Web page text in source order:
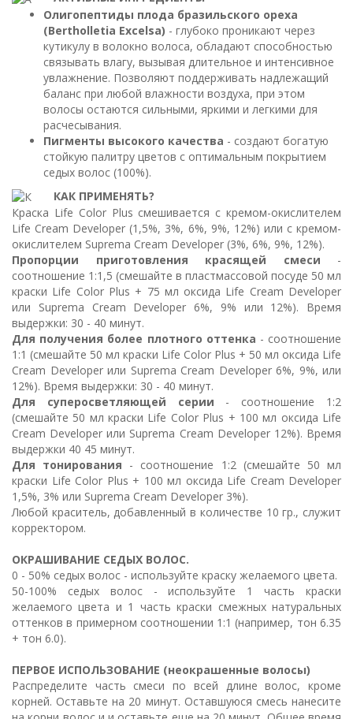
Олигопептиды плода бразильского ореха
(Bertholletia Excelsa) - глубоко проникают через
кутикулу в волокно волоса, обладают способностью
связывать влагу, вызывая длительное и интенсивное
увлажнение. Позволяют поддерживать надлежащий
баланс при любой влажности воздуха, при этом
волосы остаются сильными, яркими и легкими для
расчесывания.
Пигменты высокого качества - создают богатую
стойкую палитру цветов с оптимальным покрытием
седых волос (100%).
КАК ПРИМЕНЯТЬ?
Краска Life Color Plus смешивается с кремом-окислителем
Life Cream Developer (1,5%, 3%, 6%, 9%, 12%) или с кремом-
окислителем Suprema Cream Developer (3%, 6%, 9%, 12%).
Пропорции приготовления красящей смеси -
соотношение 1:1,5 (смешайте в пластмассовой посуде 50 мл
краски Life Color Plus + 75 мл оксида Life Cream Developer
или Suprema Cream Developer 6%, 9% или 12%). Время
выдержки: 30 - 40 минут.
Для получения более плотного оттенка - соотношение
1:1 (смешайте 50 мл краски Life Color Plus + 50 мл оксида Life
Cream Developer или Suprema Cream Developer 6%, 9%, или
12%). Время выдержки: 30 - 40 минут.
Для суперосветляющей серии - соотношение 1:2
(смешайте 50 мл краски Life Color Plus + 100 мл оксида Life
Cream Developer или Suprema Cream Developer 12%). Время
выдержки 40 45 минут.
Для тонирования - соотношение 1:2 (смешайте 50 мл
краски Life Color Plus + 100 мл оксида Life Cream Developer
1,5%, 3% или Suprema Cream Developer 3%).
Любой краситель, добавленный в количестве 10 гр., служит
корректором.
ОКРАШИВАНИЕ СЕДЫХ ВОЛОС.
0 - 50% седых волос - используйте краску желаемого цвета.
50-100% седых волос - используйте 1 часть краски
желаемого цвета и 1 часть краски смежных натуральных
оттенков в примерном соотношении 1:1 (например, тон 6.35
+ тон 6.0).
ПЕРВОЕ ИСПОЛЬЗОВАНИЕ (неокрашенные волосы)
Распределите часть смеси по всей длине волос, кроме
корней. Оставьте на 20 минут. Оставшуюся смесь нанесите